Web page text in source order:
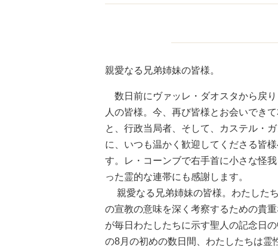
親愛なる兄弟姉妹の皆様。
数日前にヴァッレ・ダオスタから戻
人の皆様。今、再び皆様とお会いでき
と、行政当局者、そして、カステル・
に、いつも温かく歓迎してくださる皆
す。レ・コーンブで右手首に小さな怪
った霊的な連帯にも感謝します。
親愛なる兄弟姉妹の皆様。わたした
の宣教の意味を深く考察するための貴
が毎日わたしたちに示す聖人の記念日
の8月の初めの数日間、わたしたちは霊